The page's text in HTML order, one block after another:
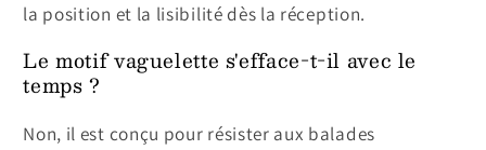
la position et la lisibilité dès la réception.
Le motif vaguelette s'efface-t-il avec le
temps ?
Non, il est conçu pour résister aux balades